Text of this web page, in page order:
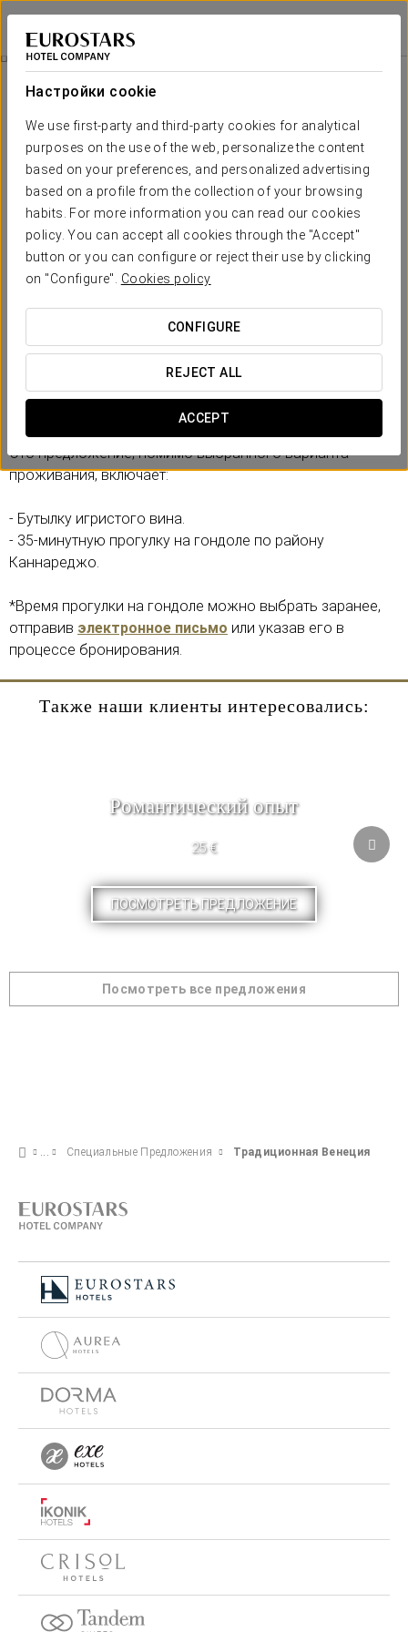
Настройки cookie
We use first-party and third-party cookies for analytical
purposes on the use of the web, personalize the content
based on your preferences, and personalized advertising
based on a profile from the collection of your browsing
habits. For more information you can read our cookies
policy. You can accept all cookies through the "Accept"
button or you can configure or reject their use by clicking
on "Configure". Cookies policy
CONFIGURE
REJECT ALL
ACCEPT
Eurostars Cannaregio
ВЕНЕЦИЯ
Традиционная Венеция
120 €
Традиционная Венеция
Откройте для себя самую традиционную Венецию.
Наслаждайтесь её улицами, каналами и красотой,
которую можно найти на каждом шагу. Почувствуйте
атмосферу подлинной Венеции!
Это предложение, помимо выбранного варианта
проживания, включает:
- Бутылку игристого вина.
- 35-минутную прогулку на гондоле по району
Каннареджо.
*Время прогулки на гондоле можно выбрать заранее,
отправив электронное письмо или указав его в
процессе бронирования.
Также наши клиенты интересовались:
Pомантический опыт
25 €
ПОСМОТРЕТЬ ПРЕДЛОЖЕНИЕ
Посмотреть все предложения
Специальные Предложения Традиционная Венеция